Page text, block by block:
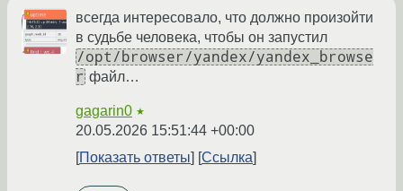
всегда интересовало, что должно произойти
в судьбе человека, чтобы он запустил
/opt/browser/yandex/yandex_browse
r файл…
gagarin0 ★
20.05.2026 15:51:44 +00:00
Показать ответы
Ссылка